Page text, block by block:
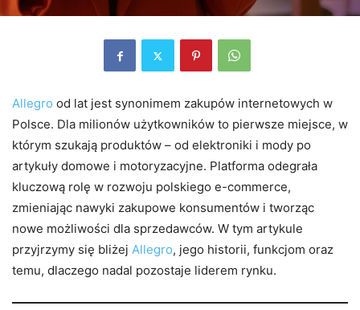
Allegro od lat jest synonimem zakupów internetowych w
Polsce. Dla milionów użytkowników to pierwsze miejsce, w
którym szukają produktów – od elektroniki i mody po
artykuły domowe i motoryzacyjne. Platforma odegrała
kluczową rolę w rozwoju polskiego e-commerce,
zmieniając nawyki zakupowe konsumentów i tworząc
nowe możliwości dla sprzedawców. W tym artykule
przyjrzymy się bliżej Allegro, jego historii, funkcjom oraz
temu, dlaczego nadal pozostaje liderem rynku.